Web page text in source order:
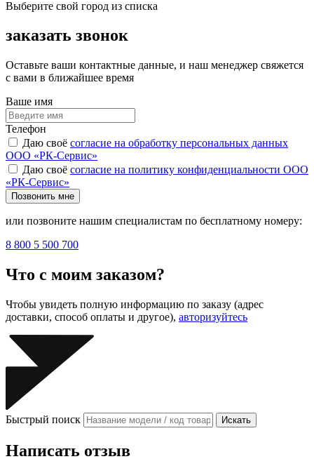
Выберите свой город из списка
заказать звонок
Оставьте ваши контактные данные, и наш менеджер свяжется
с вами в ближайшее время
Ваше имя
Телефон
Даю своё согласие на обработку персональных данных
ООО «РК-Сервис»
Даю своё согласие на политику конфиденциальности ООО
«РК-Сервис»
Позвонить мне
или позвоните нашим специалистам по бесплатному номеру:
8 800 5 500 700
Что с моим заказом?
Чтобы увидеть полную информацию по заказу (адрес
доставки, способ оплаты и другое), авторизуйтесь
Быстрый поиск Искать
Написать отзыв